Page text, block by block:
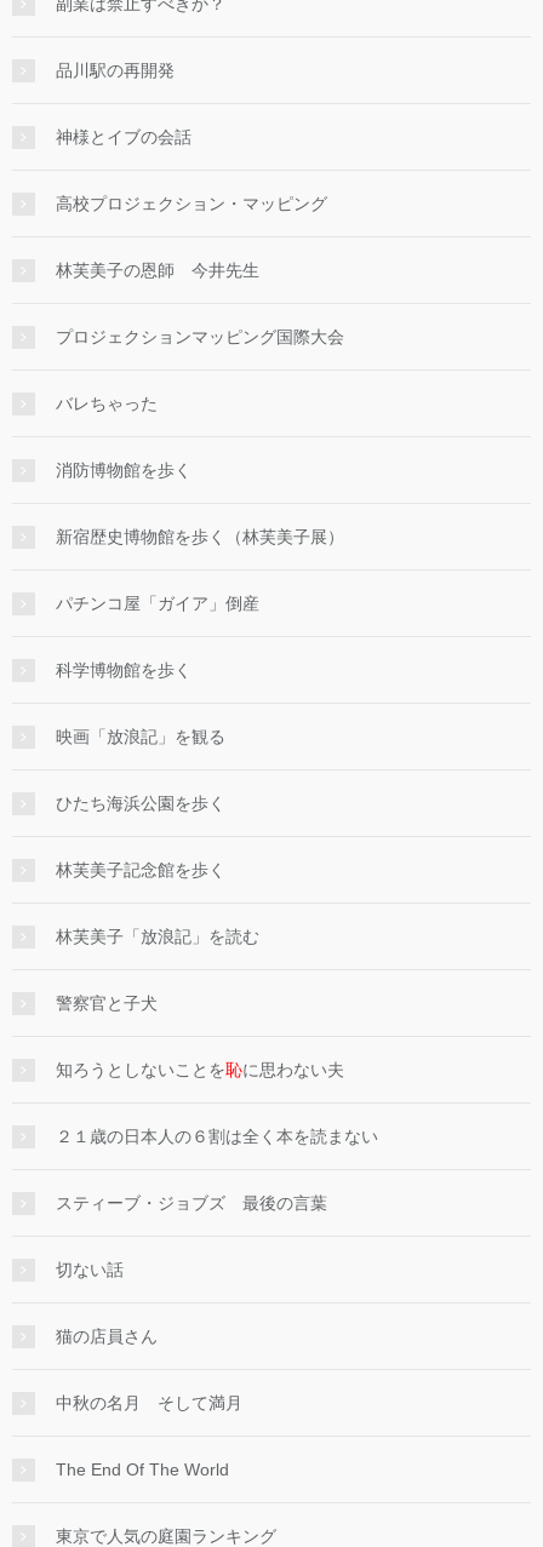
品川駅の再開発
神様とイブの会話
高校プロジェクション・マッピング
林芙美子の恩師 今井先生
プロジェクションマッピング国際大会
バレちゃった
消防博物館を歩く
新宿歴史博物館を歩く（林芙美子展）
パチンコ屋「ガイア」倒産
科学博物館を歩く
映画「放浪記」を観る
ひたち海浜公園を歩く
林芙美子記念館を歩く
林芙美子「放浪記」を読む
警察官と子犬
知ろうとしないことを恥に思わない夫
２１歳の日本人の６割は全く本を読まない
スティーブ・ジョブズ 最後の言葉
切ない話
猫の店員さん
中秋の名月 そして満月
The End Of The World
東京で人気の庭園ランキング